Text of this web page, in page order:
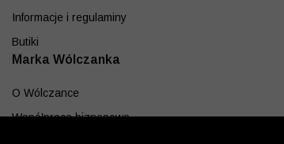
Informacje i regulaminy
Butiki
Marka Wólczanka
O Wólczance
Współpraca biznesowa